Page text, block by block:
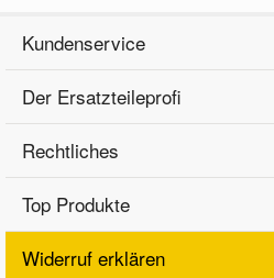
Kundenservice
Der Ersatzteileprofi
Rechtliches
Top Produkte
Widerruf erklären